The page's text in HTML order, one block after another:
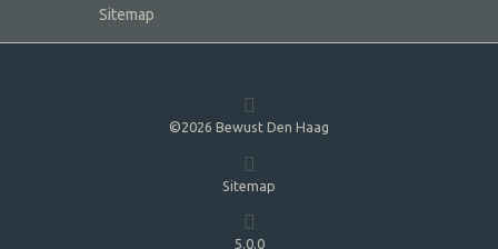
Sitemap
©2026 Bewust Den Haag
Sitemap
5.0.0